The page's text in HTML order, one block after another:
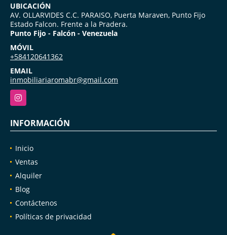
UBICACIÓN
AV. OLLARVIDES C.C. PARAISO, Puerta Maraven, Punto Fijo
Estado Falcon. Frente a la Pradera.
Punto Fijo - Falcón - Venezuela
MÓVIL
+584120641362
EMAIL
inmobiliariaromabr@gmail.com
Instagram
INFORMACIÓN
Inicio
Ventas
Alquiler
Blog
Contáctenos
Políticas de privacidad